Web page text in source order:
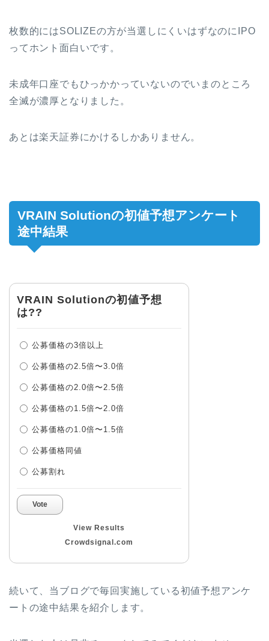
枚数的にはSOLIZEの方が当選しにくいはずなのにIPO
ってホント面白いです。
未成年口座でもひっかかっていないのでいまのところ
全滅が濃厚となりました。
あとは楽天証券にかけるしかありません。
VRAIN Solutionの初値予想アンケート
途中結果
VRAIN Solutionの初値予想
は??
公募価格の3倍以上
公募価格の2.5倍〜3.0倍
公募価格の2.0倍〜2.5倍
公募価格の1.5倍〜2.0倍
公募価格の1.0倍〜1.5倍
公募価格同値
公募割れ
Vote
View Results
Crowdsignal.com
続いて、当ブログで毎回実施している初値予想アンケ
ートの途中結果を紹介します。